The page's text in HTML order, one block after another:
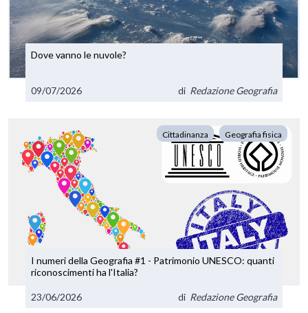
Dove vanno le nuvole?
09/07/2026 di Redazione Geografia
Cittadinanza Geografia fisica
I numeri della Geografia #1 - Patrimonio UNESCO: quanti
riconoscimenti ha l'Italia?
23/06/2026 di Redazione Geografia